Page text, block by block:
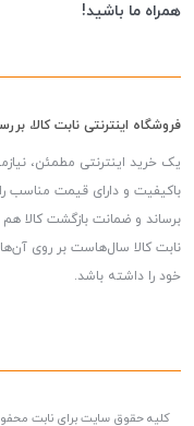
همراه ما باشید!
فروشگاه اینترنتی نابت کالا،
یک خرید اینترنتی مطمئن،
باکیفیت و دارای قیمت مناسب
برساند و ضمانت بازگشت کالا
نابت کالا سال‌هاست بر روی
خود را داشته باشد.
کلیه حقوق سایت برای نابت